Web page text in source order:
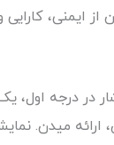
از ایمنی،
در درجه اول،
ارائه میدن.